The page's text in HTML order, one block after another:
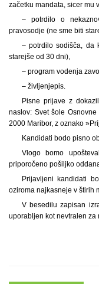
začetku mandata, sicer mu
– potrdilo o
pravosodje (ne sme biti
– potrdilo sodišča, da
starejše od 30 dni),
– program vodenja
– življenjepis.
Pisne prijave z
naslov: Svet šole
2000 Maribor, z oznako
Kandidati bodo pisno
Vlogo bomo
priporočeno pošiljko
Prijavljeni kandidati
oziroma najkasneje v štirih
V besedilu zapisan
uporabljen kot nevtralen za